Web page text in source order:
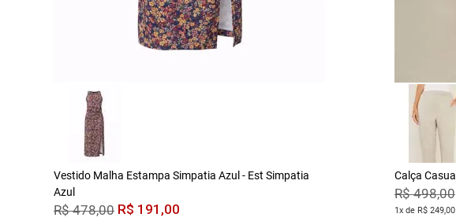
Vestido Malha Estampa Simpatia Azul - Est Simpatia
Azul
R$ 478,00 R$ 191 ,00
Calça
R$ 498,00
1x de R$